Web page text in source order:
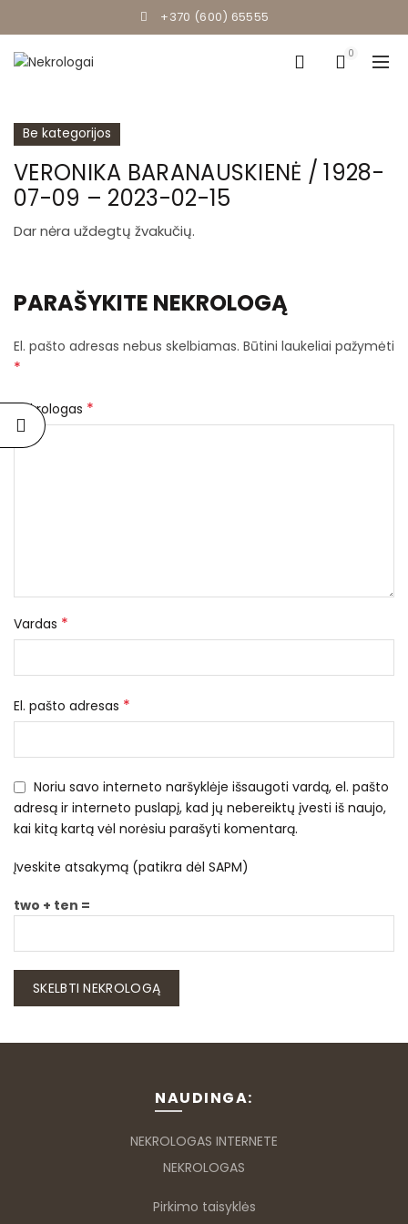
+370 (600) 65555
0
Be kategorijos
VERONIKA BARANAUSKIENĖ / 1928-
07-09 – 2023-02-15
Dar nėra uždegtų žvakučių.
PARAŠYKITE NEKROLOGĄ
El. pašto adresas nebus skelbiamas. Būtini laukeliai pažymėti
*
Nekrologas *
Vardas *
El. pašto adresas *
Noriu savo interneto naršyklėje išsaugoti vardą, el. pašto
adresą ir interneto puslapį, kad jų nebereiktų įvesti iš naujo,
kai kitą kartą vėl norėsiu parašyti komentarą.
Įveskite atsakymą (patikra dėl SAPM)
two + ten =
NAUDINGA:
NEKROLOGAS INTERNETE
NEKROLOGAS
Pirkimo taisyklės